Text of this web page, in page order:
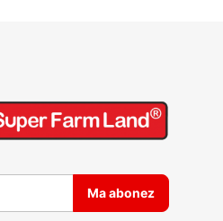
noastre informative
Ma abonez